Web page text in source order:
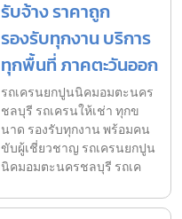
รับจ้าง ราคาถูก
รองรับทุกงาน บริการ
ทุกพื้นที่ ภาคตะวันออก
รถเครนยกปูนนิคมอมตะนคร
ชลบุรี รถเครนให้เช่า ทุกข
นาด รองรับทุกงาน พร้อมคน
ขับผู้เชี่ยวชาญ รถเครนยกปูน
นิคมอมตะนครชลบุรี รถเค